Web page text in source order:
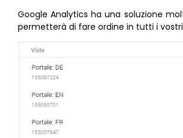
Google Analytics ha una soluzione
permetterà di fare ordine in tutti i